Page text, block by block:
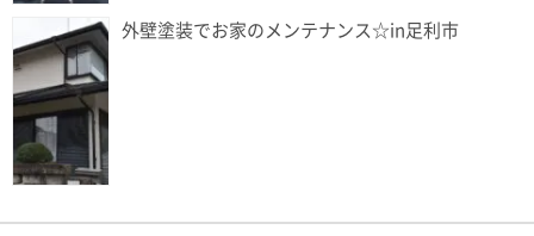
外壁塗装でお家のメンテナンス☆in足利市